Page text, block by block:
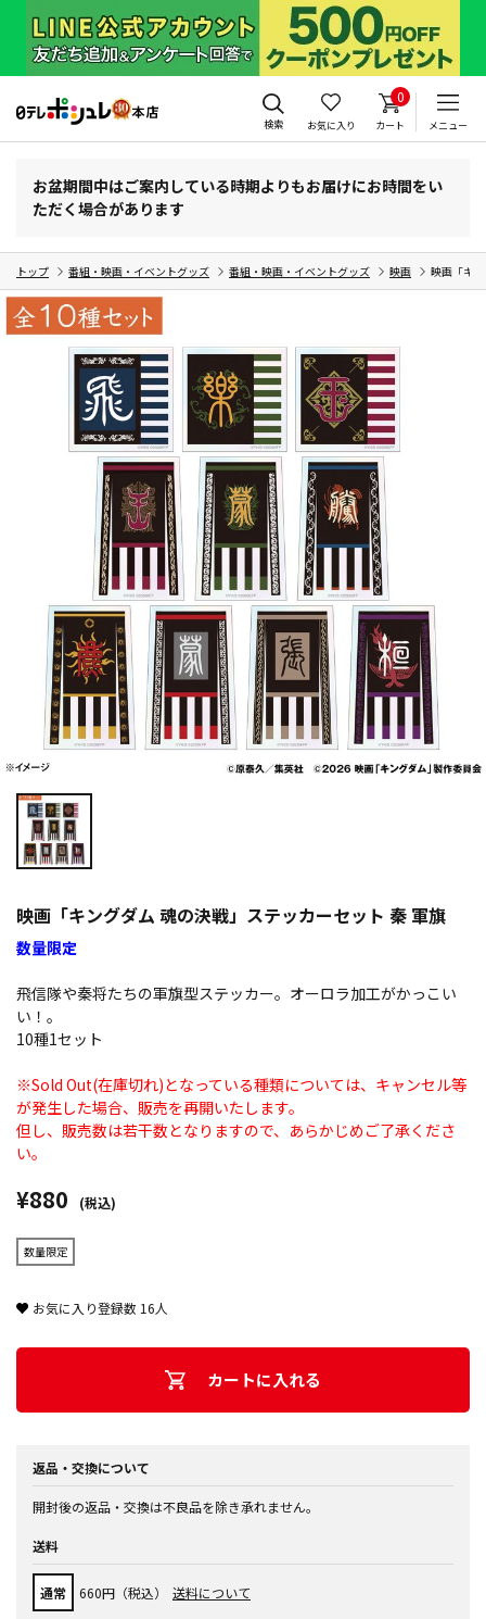
検索 お気に入り
0
カート メニュー
お盆期間中はご案内している時期よりもお届けにお時間をい
ただく場合があります
トップ 番組・映画・イベントグッズ 番組・映画・イベントグッズ 映画 映画「キ
映画「キングダム 魂の決戦」ステッカーセット 秦 軍旗
数量限定
飛信隊や秦将たちの軍旗型ステッカー。オーロラ加工がかっこい
い！。
10種1セット
※Sold Out(在庫切れ)となっている種類については、キャンセル等
が発生した場合、販売を再開いたします。
但し、販売数は若干数となりますので、あらかじめご了承くださ
い。
¥880 (税込)
数量限定
お気に入り登録数 16人
カートに入れる
返品・交換について
開封後の返品・交換は不良品を除き承れません。
送料
通常 660円（税込） 送料について